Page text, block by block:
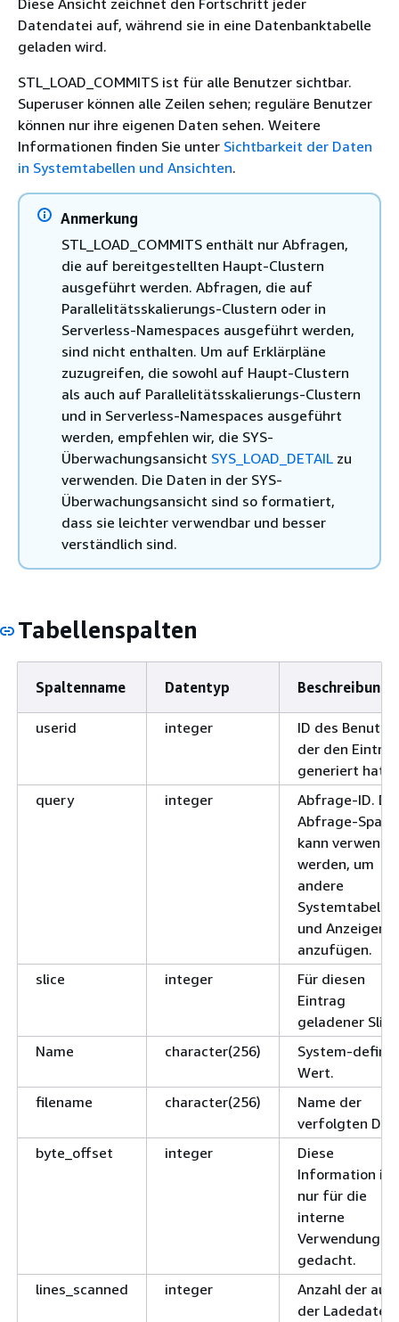
Diese Ansicht zeichnet den Fortschritt jeder
Datendatei auf, während sie in eine Datenbanktabelle
geladen wird.
STL_LOAD_COMMITS ist für alle Benutzer sichtbar.
Superuser können alle Zeilen sehen; reguläre Benutzer
können nur ihre eigenen Daten sehen. Weitere
Informationen finden Sie unter Sichtbarkeit der Daten
in Systemtabellen und Ansichten.
Anmerkung
STL_LOAD_COMMITS enthält nur Abfragen,
die auf bereitgestellten Haupt-Clustern
ausgeführt werden. Abfragen, die auf
Parallelitätsskalierungs-Clustern oder in
Serverless-Namespaces ausgeführt werden,
sind nicht enthalten. Um auf Erklärpläne
zuzugreifen, die sowohl auf Haupt-Clustern
als auch auf Parallelitätsskalierungs-Clustern
und in Serverless-Namespaces ausgeführt
werden, empfehlen wir, die SYS-
Überwachungsansicht SYS_LOAD_DETAIL zu
verwenden. Die Daten in der SYS-
Überwachungsansicht sind so formatiert,
dass sie leichter verwendbar und besser
verständlich sind.
Tabellenspalten
Spaltenname Datentyp Beschreibung
userid integer
ID des
der den Eintrag
generiert hat.
query
integer
Abfrage-ID. Die
Abfrage-Spalte
kann
werden, um
andere
Systemtabellen
und Anzeigen
anzufügen.
slice
integer
Für diesen
Eintrag
geladener
Name
character(256)
System-
Wert.
filename
character(256)
Name der
verfolgten
byte_offset
integer
Diese
Information ist
nur für die
interne
Verwendung
gedacht.
lines_scanned
integer
Anzahl der aus
der Ladedatei